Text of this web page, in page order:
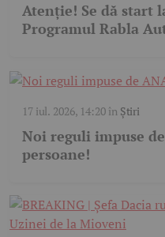
Atenție! Se dă start
Programul Rabla
17 iul. 2026, 14:20în Știri
Noi reguli impuse
persoane!